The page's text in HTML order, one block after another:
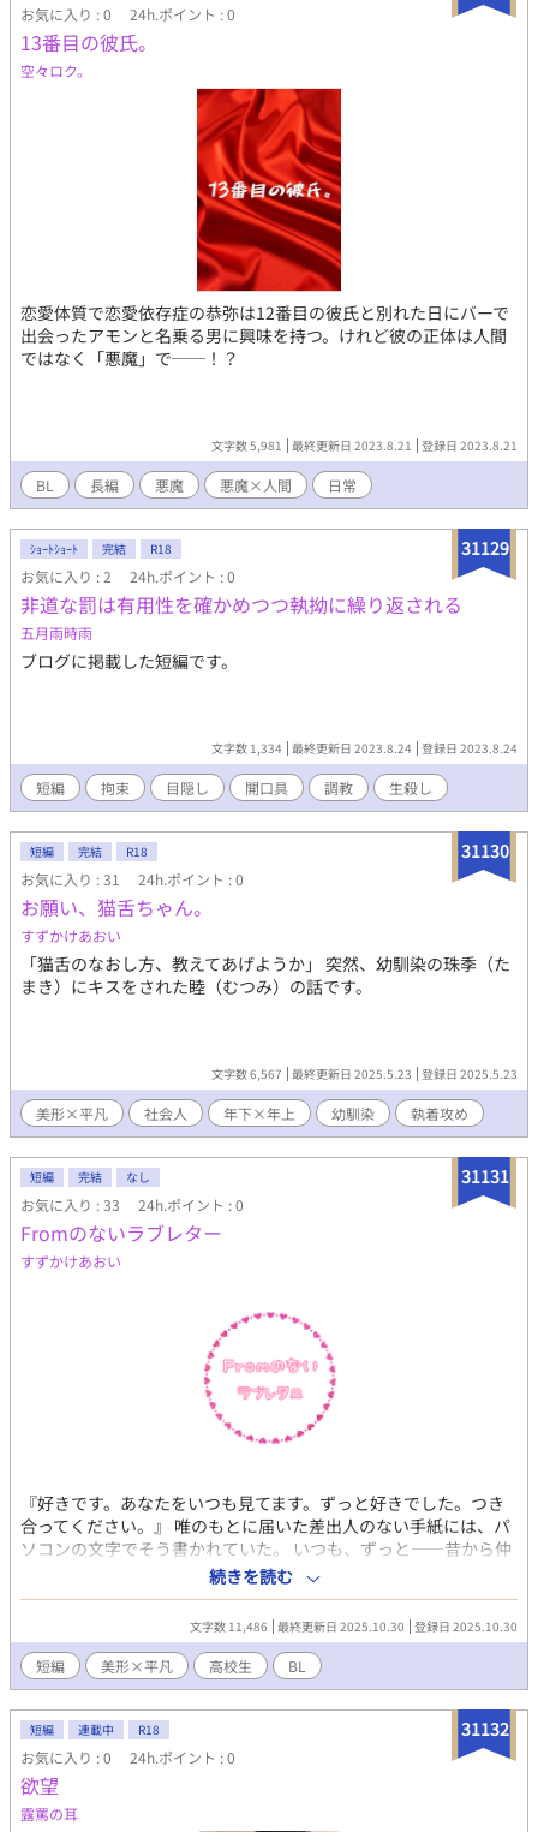
に、＊を付けます。 《ストーリー傾向》 前半:ミステリー・ホラ
ー×ファンタジー 後半:サスペンス×ヒューマンドラマ ◇◇◇ こ
の物語はフィクションです。 登場する人物・団体・名称等は架空
であり、実在の人物・団体・名称等とは一切関係ありません。 ま
た法律・法令に反する行為を容認・推奨するものではありませ
お気に入り : 0 24h.ポイント : 0
13番目の彼氏。
空々ロク。
恋愛体質で恋愛依存症の恭弥は12番目の彼氏と別れた日にバーで
出会ったアモンと名乗る男に興味を持つ。けれど彼の正体は人間
ではなく「悪魔」で──！？
文字数 5,981 最終更新日 2023.8.21 登録日 2023.8.21
BL 長編 悪魔 悪魔×人間 日常
31129
ｼｮｰﾄｼｮｰﾄ 完結 R18
お気に入り : 2 24h.ポイント : 0
非道な罰は有用性を確かめつつ執拗に繰り返される
五月雨時雨
ブログに掲載した短編です。
文字数 1,334 最終更新日 2023.8.24 登録日 2023.8.24
短編 拘束 目隠し 開口具 調教 生殺し
31130
短編 完結 R18
お気に入り : 31 24h.ポイント : 0
お願い、猫舌ちゃん。
すずかけあおい
「猫舌のなおし方、教えてあげようか」 突然、幼馴染の珠季（た
まき）にキスをされた睦（むつみ）の話です。
文字数 6,567 最終更新日 2025.5.23 登録日 2025.5.23
美形×平凡 社会人 年下×年上 幼馴染 執着攻め
31131
短編 完結 なし
お気に入り : 33 24h.ポイント : 0
Fromのないラブレター
すずかけあおい
『好きです。あなたをいつも見てます。ずっと好きでした。つき
合ってください。』 唯のもとに届いた差出人のない手紙には、パ
ソコンの文字でそう書かれていた。 いつも、ずっと――昔から仲
がよくて近しい人で思い当たるのは、隣家に住む幼馴染の三兄
弟。 まさか、三兄弟の誰かからのラブレター！？ ＊外部サイトで
も同作品を投稿しています。
続きを読む
文字数 11,486 最終更新日 2025.10.30 登録日 2025.10.30
短編 美形×平凡 高校生 BL
31132
短編 連載中 R18
お気に入り : 0 24h.ポイント : 0
欲望
露罵の耳